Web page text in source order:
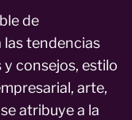
de
las tendencias
consejos, estilo
arte,
atribuye a la